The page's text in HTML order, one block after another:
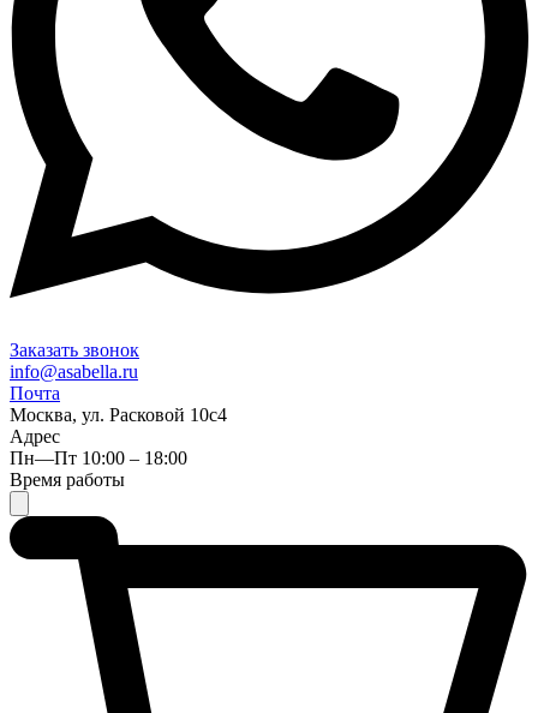
Заказать звонок
info@asabella.ru
Почта
Москва, ул. Расковой 10с4
Адрес
Пн—Пт 10:00 – 18:00
Время работы